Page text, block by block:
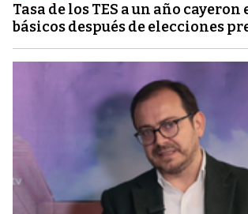
Tasa de los TES a un año cayeron
básicos después de elecciones